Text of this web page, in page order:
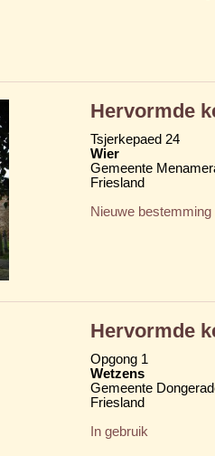
Hervormde
Tsjerkepaed 24
Wier
Gemeente
Friesland
Nieuwe bestemming
Hervormde
Opgong 1
Wetzens
Gemeente
Friesland
In gebruik